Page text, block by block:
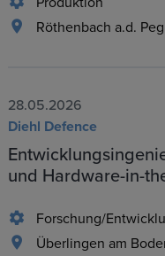
Röthenbach a.d.
28.05.2026
Diehl Defence
und Hardware-in-
Forschung/
Überlingen am